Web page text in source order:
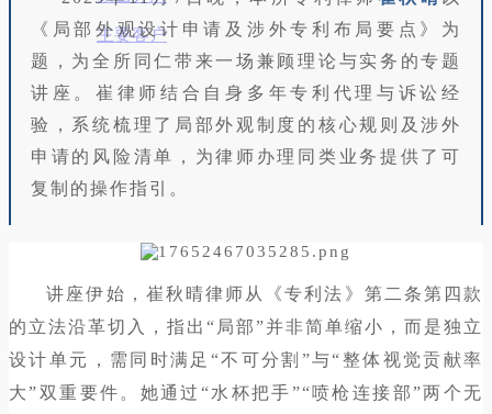
主要客户
《局部外观设计申请及涉外专利布局要点》为
题，为全所同仁带来一场兼顾理论与实务的专题
讲座。崔律师结合自身多年专利代理与诉讼经
验，系统梳理了局部外观制度的核心规则及涉外
申请的风险清单，为律师办理同类业务提供了可
复制的操作指引。
讲座伊始，崔秋晴律师从《专利法》第二条第四款
的立法沿革切入，指出“局部”并非简单缩小，而是独立
设计单元，需同时满足“不可分割”与“整体视觉贡献率
大”双重要件。她通过“水杯把手”“喷枪连接部”两个无